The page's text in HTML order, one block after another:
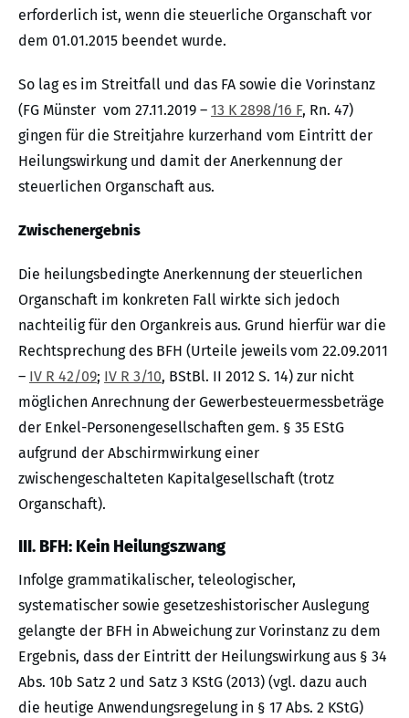
erforderlich ist, wenn die steuerliche Organschaft vor
dem 01.01.2015 beendet wurde.
So lag es im Streitfall und das FA sowie die Vorinstanz
(FG Münster vom 27.11.2019 – 13 K 2898/16 F, Rn. 47)
gingen für die Streitjahre kurzerhand vom Eintritt der
Heilungswirkung und damit der Anerkennung der
steuerlichen Organschaft aus.
Zwischenergebnis
Die heilungsbedingte Anerkennung der steuerlichen
Organschaft im konkreten Fall wirkte sich jedoch
nachteilig für den Organkreis aus. Grund hierfür war die
Rechtsprechung des BFH (Urteile jeweils vom 22.09.2011
– IV R 42/09; IV R 3/10, BStBl. II 2012 S. 14) zur nicht
möglichen Anrechnung der Gewerbesteuermessbeträge
der Enkel-Personengesellschaften gem. § 35 EStG
aufgrund der Abschirmwirkung einer
zwischengeschalteten Kapitalgesellschaft (trotz
Organschaft).
III. BFH: Kein Heilungszwang
Infolge grammatikalischer, teleologischer,
systematischer sowie gesetzeshistorischer Auslegung
gelangte der BFH in Abweichung zur Vorinstanz zu dem
Ergebnis, dass der Eintritt der Heilungswirkung aus § 34
Abs. 10b Satz 2 und Satz 3 KStG (2013) (vgl. dazu auch
die heutige Anwendungsregelung in § 17 Abs. 2 KStG)